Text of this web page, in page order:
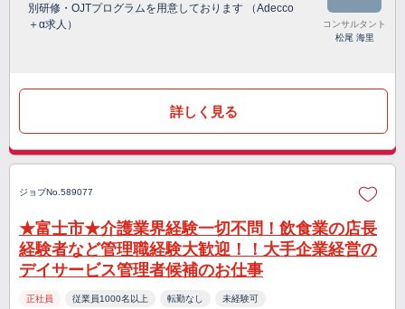
別研修・OJTプログラムを用意しております （Adecco
＋α求人）
コンサルタント
松尾 海里
詳しく見る
ジョブNo.589077
★富士市★介護業界経験一切不問！飲食業の店長
経験者など管理職経験大歓迎！！大手企業経営の
デイサービス管理者候補のお仕事
正社員 従業員1000名以上 転勤なし 未経験可